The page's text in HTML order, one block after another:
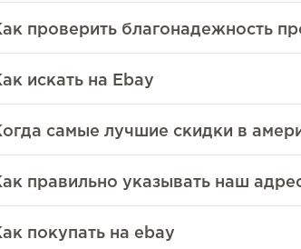
проверить благонадежность
искать на Ebay
самые лучшие скидки в
правильно указывать наш
покупать на ebay